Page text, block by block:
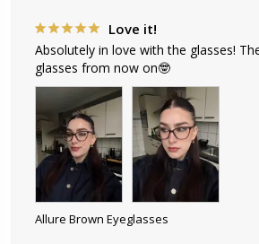
Love it!
Absolutely in love with the glasses!
glasses from now on🤓
Allure Brown Eyeglasses